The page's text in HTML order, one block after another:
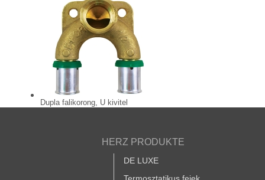
Dupla falikorong, U kivitel
HERZ PRODUKTE
DE LUXE